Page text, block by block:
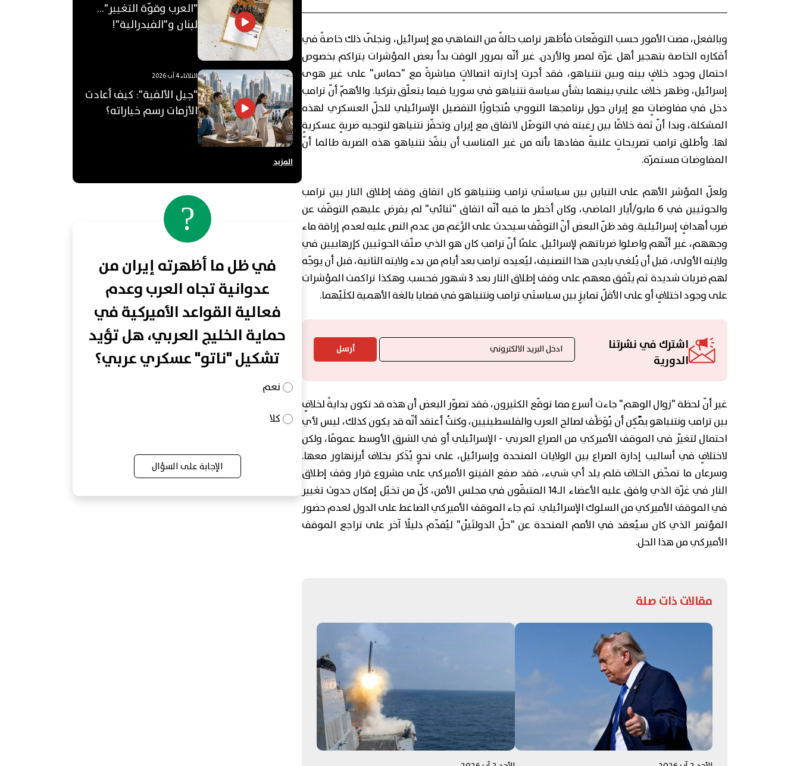
وبالفعل، مضت الأمور حسب التوقّعات فأظهر ترامب حالةً من التماهي مع إسرائيل، وتجلّى ذلك خاصةً في
أفكاره الخاصة بتهجير أهل غزّة لمصر والأردن. غير أنّه بمرور الوقت بدأ بعض المؤشرات يتراكم بخصوص
احتمال وجود خلافٍ بينه وبين نتنياهو، فقد أجرت إدارته اتصالاتٍ مباشرةً مع "حماس" على غير هوى
إسرائيل، وظهر خلاف علني بينهما بشأن سياسة نتنياهو في سوريا فيما يتعلّق بتركيا. والأهمّ أنّ ترامب
دخل في مفاوضاتٍ مع إيران حول برنامجها النووي مُتجاوزًا التفضيل الإسرائيلي للحلّ العسكري لهذه
المشكلة، وبدا أنّ ثمة خلافًا بين رغبته في التوصّل لاتفاق مع إيران وتحفّز نتنياهو لتوجيه ضربةٍ عسكريةٍ
لها. وأطلق ترامب تصريحاتٍ علنيةً مفادها بأنه من غير المناسب أن ينفّذ نتنياهو هذه الضربة طالما أنّ
المفاوضات مستمرّة.
ولعلّ المؤشر الأهم على التباين بين سياستَي ترامب ونتنياهو كان اتفاق وقف إطلاق النار بين ترامب
والحوثيين في 6 مايو/أيار الماضي، وكان أخطر ما فيه أنّه اتفاق "ثنائي" لم يفرض عليهم التوقّف عن
ضرب أهدافٍ إسرائيلية. وقد ظنّ البعض أنّ التوقّف سيحدث على الرَّغم من عدم النص عليه لعدم إراقة ماء
وجههم، غير أنّهم واصلوا ضرباتهم لإسرائيل. علمًا أنّ ترامب كان هو الذي صنّف الحوثيين كإرهابيين في
ولايته الأولى، قبل أن يُلغي بايدن هذا التصنيف، ليُعيده ترامب بعد أيام من بدء ولايته الثانية، قبل أن يوجّه
لهم ضربات شديدة ثم يتّفق معهم على وقف إطلاق النار بعد 3 شهور فحسب. وهكذا تراكمت المؤشرات
على وجود اختلافٍ أو على الأقلّ تمايزٍ بين سياستَي ترامب ونتنياهو في قضايا بالغة الأهمية لكلَيْهما.
اشترك في نشرتنا
الدورية
أرسل
غير أنّ لحظة "زوال الوهم" جاءت أسرع مما توقّع الكثيرون، فقد تصوّر البعض أن هذه قد تكون بدايةً لخلافٍ
بين ترامب ونتنياهو يُمْكِن أن يُوَظَّف لصالح العرب والفلسطينيين، وكنتُ أعتقد أنّه قد يكون كذلك، ليس لأي
احتمال لتغيّر في الموقف الأميركي من الصراع العربي - الإسرائيلي أو في الشرق الأوسط عمومًا، ولكن
لاختلافٍ في أساليب إدارة الصراع بين الولايات المتحدة وإسرائيل، على نحوٍ يُذَكر بخلاف أيزنهاور معها.
وسرعان ما تمخّض الخلاف فلم يلد أي شيء، فقد صفع الفيتو الأميركي على مشروع قرار وقف إطلاق
النار في غزّة الذي وافق عليه الأعضاء الـ14 المتبقّون في مجلس الأمن، كلّ من تخيّل إمكان حدوث تغيير
في الموقف الأميركي من السلوك الإسرائيلي. ثم جاء الموقف الأميركي الضاغط على الدول لعدم حضور
المؤتمر الذي كان سيُعقد في الأمم المتحدة عن "حلّ الدولتَيْن" ليُقدّم دليلًا آخر على تراجع الموقف
الأميركي من هذا الحل.
مقالات ذات صلة
"العرب وقوّة التغيير"...
لبنان و"الفيدرالية"!
الثلاثاء 4 آب 2026
"جيل الألفية": كيف أعادت
الأزمات رسم خياراته؟
المزيد
?
في ظل ما أظهرته إيران من
عدوانية تجاه العرب وعدم
فعالية القواعد الأميركية في
حماية الخليج العربي، هل تؤيد
تشكيل "ناتو" عسكري عربي؟
نعم
كلا
الإجابة على السؤال